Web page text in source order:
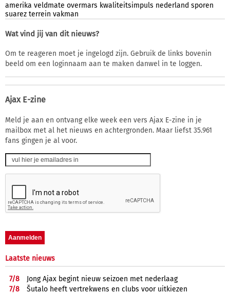
amerika veldmate overmars kwaliteitsimpuls nederland sporen
suarez terrein vakman
Wat vind jij van dit nieuws?
Om te reageren moet je ingelogd zijn. Gebruik de links bovenin
beeld om een loginnaam aan te maken danwel in te loggen.
Ajax E-zine
Meld je aan en ontvang elke week een vers Ajax E-zine in je
mailbox met al het nieuws en achtergronden. Maar liefst 35.961
fans gingen je al voor.
Laatste nieuws
7/8
Jong Ajax begint nieuw seizoen met nederlaag
7/8
Šutalo heeft vertrekwens en clubs voor uitkiezen